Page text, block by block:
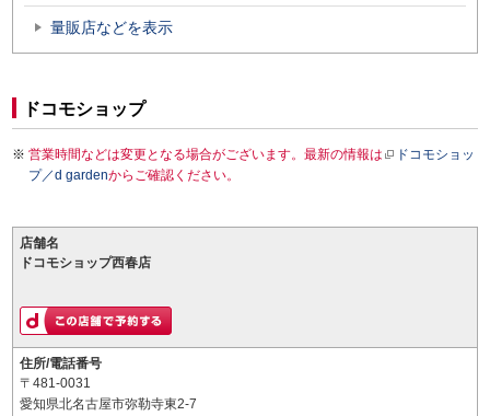
量販店などを表示
ドコモショップ
営業時間などは変更となる場合がございます。最新の情報は
ドコモショッ
プ／d gardenからご確認ください。
店舗名
ドコモショップ西春店
住所/電話番号
〒481-0031
愛知県北名古屋市弥勒寺東2-7